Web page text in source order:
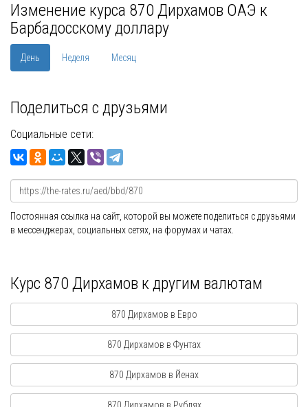
Изменение курса 870 Дирхамов ОАЭ к
Барбадосскому доллару
День Неделя Месяц
Поделиться с друзьями
Социальные сети:
Постоянная ссылка на сайт, которой вы можете поделиться с друзьями
в мессенджерах, социальных сетях, на форумах и чатах.
Курс 870 Дирхамов к другим валютам
870 Дирхамов в Евро
870 Дирхамов в Фунтах
870 Дирхамов в Йенах